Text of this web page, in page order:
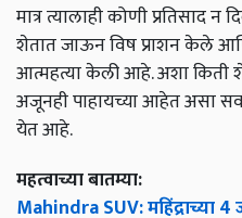
मात्र त्यालाही कोणी प्रतिसाद न
शेतात जाऊन विष प्राशन केले
आत्महत्या केली आहे. अशा किती
अजूनही पाहायच्या आहेत असा
येत आहे.
महत्वाच्या बातम्या:
Mahindra SUV: महिंद्राच्या